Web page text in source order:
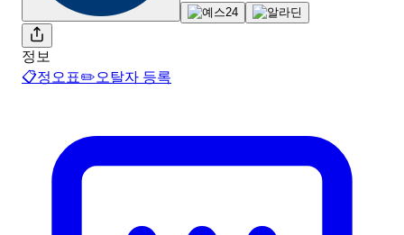
정보
📋정오표✏️오탈자 등록